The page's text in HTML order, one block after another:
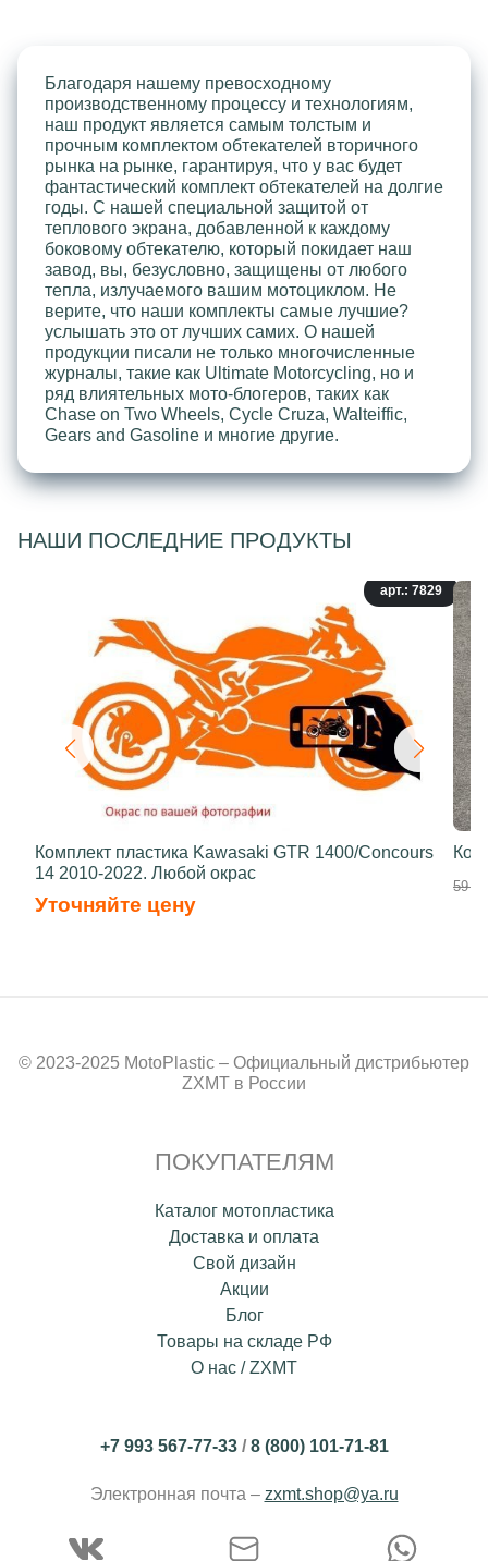
Благодаря нашему превосходному
производственному процессу и технологиям,
наш продукт является самым толстым и
прочным комплектом обтекателей вторичного
рынка на рынке, гарантируя, что у вас будет
фантастический комплект обтекателей на долгие
годы. С нашей специальной защитой от
теплового экрана, добавленной к каждому
боковому обтекателю, который покидает наш
завод, вы, безусловно, защищены от любого
тепла, излучаемого вашим мотоциклом. Не
верите, что наши комплекты самые лучшие?
услышать это от лучших самих. О нашей
продукции писали не только многочисленные
журналы, такие как Ultimate Motorcycling, но и
ряд влиятельных мото-блогеров, таких как
Chase on Two Wheels, Cycle Cruza, Walteiffic,
Gears and Gasoline и многие другие.
НАШИ ПОСЛЕДНИЕ ПРОДУКТЫ
арт.: 7829
Комплект пластика Kawasaki GTR 1400/Concours
14 2010-2022. Любой окрас
Уточняйте цену
59
© 2023-2025 MotoPlastic – Официальный дистрибьютер
ZXMT в России
ПОКУПАТЕЛЯМ
Каталог мотопластика
Доставка и оплата
Свой дизайн
Акции
Блог
Товары на складе РФ
О нас / ZXMT
+7 993 567-77-33/8 (800) 101-71-81
Электронная почта – zxmt.shop@ya.ru